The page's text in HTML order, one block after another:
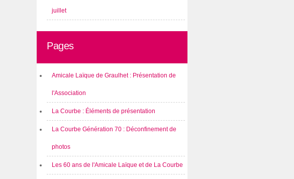
juillet
Pages
Amicale Laïque de Graulhet : Présentation de
l'Association
La Courbe : Éléments de présentation
La Courbe Génération 70 : Déconfinement de
photos
Les 60 ans de l'Amicale Laïque et de La Courbe